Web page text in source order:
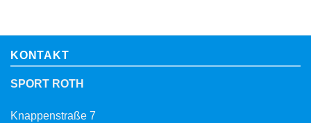
KONTAKT
SPORT ROTH
Knappenstraße 7